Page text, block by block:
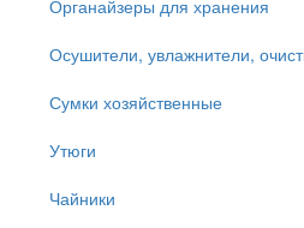
Органайзеры для хранения
Осушители, увлажнители,
Сумки хозяйственные
Утюги
Чайники